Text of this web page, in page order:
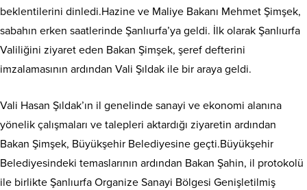
beklentilerini dinledi.Hazine ve Maliye Bakanı Mehmet Şimşek,
sabahın erken saatlerinde Şanlıurfa’ya geldi. İlk olarak Şanlıurfa
Valiliğini ziyaret eden Bakan Şimşek, şeref defterini
imzalamasının ardından Vali Şıldak ile bir araya geldi.
Vali Hasan Şıldak’ın il genelinde sanayi ve ekonomi alanına
yönelik çalışmaları ve talepleri aktardığı ziyaretin ardından
Bakan Şimşek, Büyükşehir Belediyesine geçti.Büyükşehir
Belediyesindeki temaslarının ardından Bakan Şahin, il protokolü
ile birlikte Şanlıurfa Organize Sanayi Bölgesi Genişletilmiş